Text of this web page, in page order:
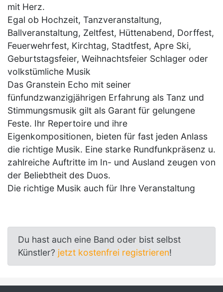
mit Herz.
Egal ob Hochzeit, Tanzveranstaltung,
Ballveranstaltung, Zeltfest, Hüttenabend, Dorffest,
Feuerwehrfest, Kirchtag, Stadtfest, Apre Ski,
Geburtstagsfeier, Weihnachtsfeier Schlager oder
volkstümliche Musik
Das Granstein Echo mit seiner
fünfundzwanzigjährigen Erfahrung als Tanz und
Stimmungsmusik gilt als Garant für gelungene
Feste. Ihr Repertoire und ihre
Eigenkompositionen, bieten für fast jeden Anlass
die richtige Musik. Eine starke Rundfunkpräsenz u.
zahlreiche Auftritte im In- und Ausland zeugen von
der Beliebtheit des Duos.
Die richtige Musik auch für Ihre Veranstaltung
Du hast auch eine Band oder bist selbst
Künstler? jetzt kostenfrei registrieren!